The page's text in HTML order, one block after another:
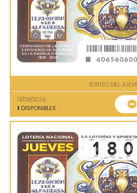
SORTEO DEL
13/08/2026
1 DISPONIBLES